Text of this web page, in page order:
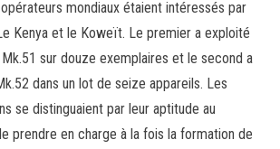
mondiaux étaient intéressés par
Kenya et le Koweït. Le premier a exploité
sur douze exemplaires et le second a
dans un lot de seize appareils. Les
se distinguaient par leur aptitude au
prendre en charge à la fois la formation de